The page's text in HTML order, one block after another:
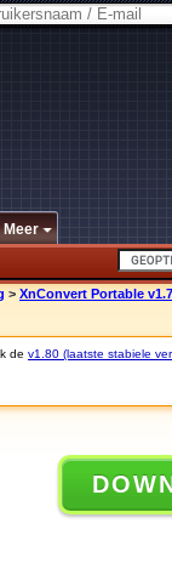
Meer
> XnConvert Portable
de v1.80 (laatste stabiele